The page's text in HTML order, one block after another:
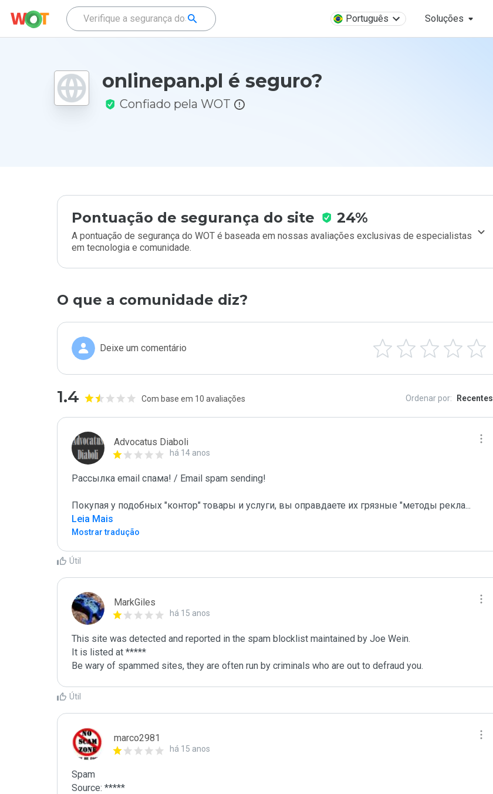
Português Soluções
onlinepan.pl é seguro?
Confiado pela WOT
Pontuação de segurança do site 24%
A pontuação de segurança do WOT é baseada em nossas avaliações exclusivas de especialistas
em tecnologia e comunidade.
O que a comunidade diz?
Deixe um comentário
1.4 Com base em 10 avaliações Ordenar por: Recentes
Advocatus Diaboli
há 14 anos
Рассылка email спама! / Email spam sending!
Покупая у подобных "контор" товары и услуги, вы оправдаете их грязные "методы рекла...
Leia Mais
Mostrar tradução
Útil
MarkGiles
há 15 anos
This site was detected and reported in the spam blocklist maintained by Joe Wein.
It is listed at *****
Be wary of spammed sites, they are often run by criminals who are out to defraud you.
Útil
marco2981
há 15 anos
Spam
Source: *****